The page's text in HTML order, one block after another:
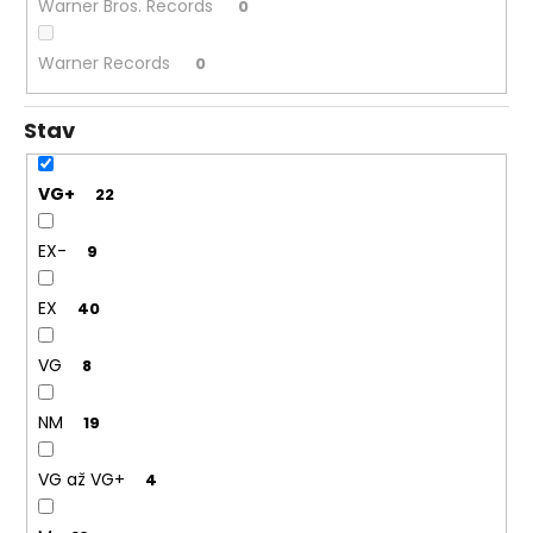
Warner Bros. Records 0
Warner Records 0
Stav
VG+ 22
EX- 9
EX 40
VG 8
NM 19
VG až VG+ 4